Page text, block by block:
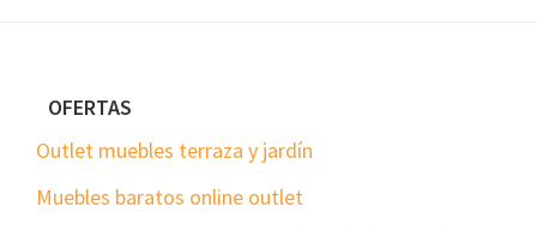
FooterOFERTAS
Outlet muebles terraza y jardín
Muebles baratos online outlet